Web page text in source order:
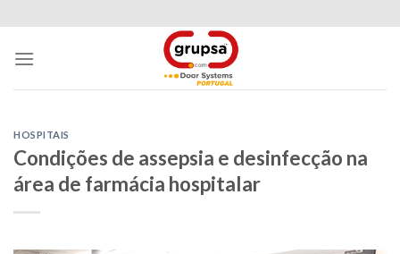
to
content
HOSPITAIS
Condições de assepsia e desinfecção na
área de farmácia hospitalar